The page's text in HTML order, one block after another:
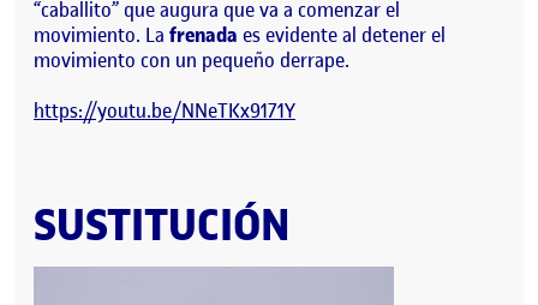
“caballito” que augura que va a comenzar el
movimiento. La frenada es evidente al detener el
movimiento con un pequeño derrape.
https://youtu.be/NNeTKx9171Y
SUSTITUCIÓN